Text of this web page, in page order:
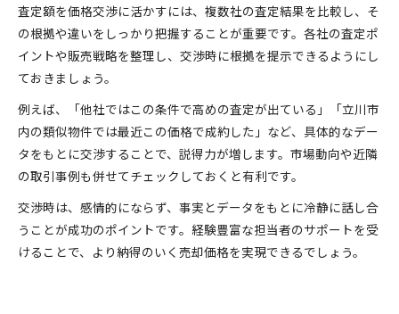
査定額を価格交渉に活かすには、複数社の査定結果を比較し、そ
の根拠や違いをしっかり把握することが重要です。各社の査定ポ
イントや販売戦略を整理し、交渉時に根拠を提示できるようにし
ておきましょう。
例えば、「他社ではこの条件で高めの査定が出ている」「立川市
内の類似物件では最近この価格で成約した」など、具体的なデー
タをもとに交渉することで、説得力が増します。市場動向や近隣
の取引事例も併せてチェックしておくと有利です。
交渉時は、感情的にならず、事実とデータをもとに冷静に話し合
うことが成功のポイントです。経験豊富な担当者のサポートを受
けることで、より納得のいく売却価格を実現できるでしょう。